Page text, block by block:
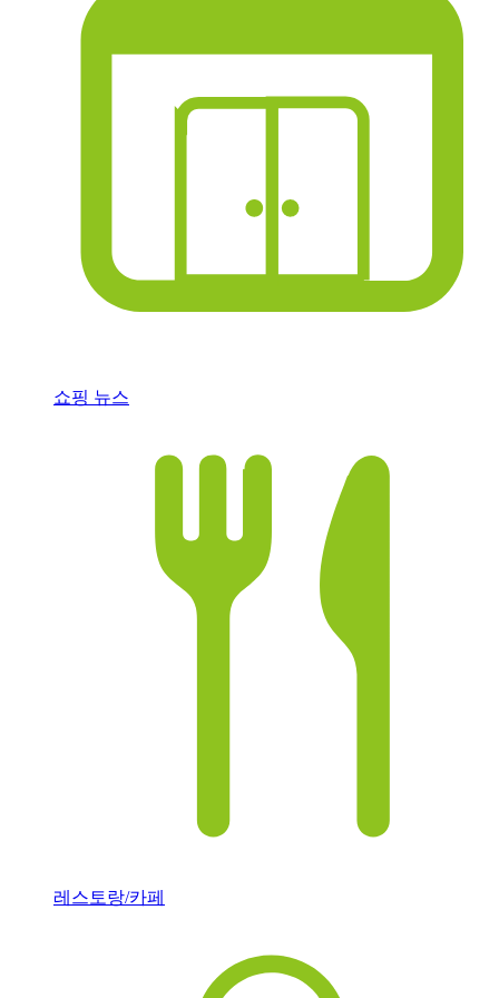
쇼핑 뉴스
레스토랑/카페